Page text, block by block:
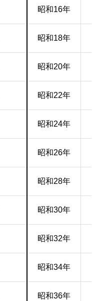
昭和16年
昭和18年
昭和20年
昭和22年
昭和24年
昭和26年
昭和28年
昭和30年
昭和32年
昭和34年
昭和36年